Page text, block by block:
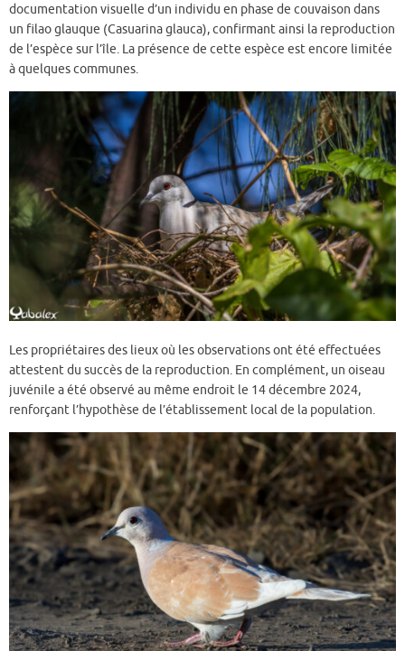
documentation visuelle d’un individu en phase de couvaison dans
un filao glauque (Casuarina glauca), confirmant ainsi la reproduction
de l’espèce sur l’île. La présence de cette espèce est encore limitée
à quelques communes.
Les propriétaires des lieux où les observations ont été effectuées
attestent du succès de la reproduction. En complément, un oiseau
juvénile a été observé au même endroit le 14 décembre 2024,
renforçant l’hypothèse de l’établissement local de la population.